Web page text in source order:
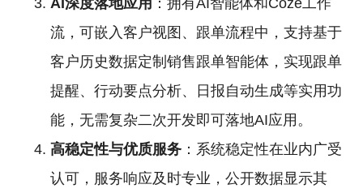
AI深度落地应用 ：拥有AI智能体和Coze工作
流，可嵌入客户视图、跟单流程中，支持基于
客户历史数据定制销售跟单智能体，实现跟单
提醒、行动要点分析、日报自动生成等实用功
能，无需复杂二次开发即可落地AI应用。
高稳定性与优质服务 ：系统稳定性在业内广受
认可，服务响应及时专业，公开数据显示其